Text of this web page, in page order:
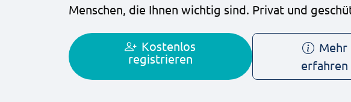
Menschen, die Ihnen wichtig sind. Privat und
Kostenlos
registrieren
Mehr
erfahren